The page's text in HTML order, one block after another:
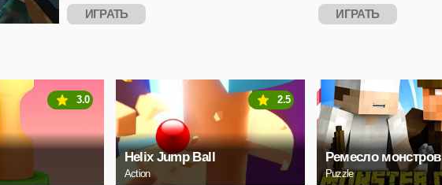
ИГРАТЬ ИГРАТЬ
3.0
Helix Jump Ball
Action
2.5
Ремесло монстров
Puzzle